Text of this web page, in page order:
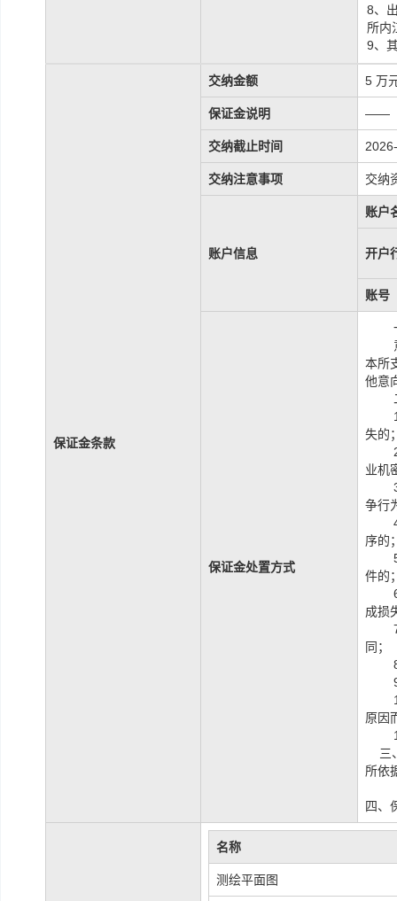
8、
所内
9、
保证金条款
交纳金额 5 万
保证金说明 ——
交纳截止时间
交纳注意事项 交纳
账户信息
账户
开户
账号
保证金处置方式
本所
他意
失的
业机
争行
序的
件的
成损
同；
原因
三
所依
四、
名称
测绘平面图